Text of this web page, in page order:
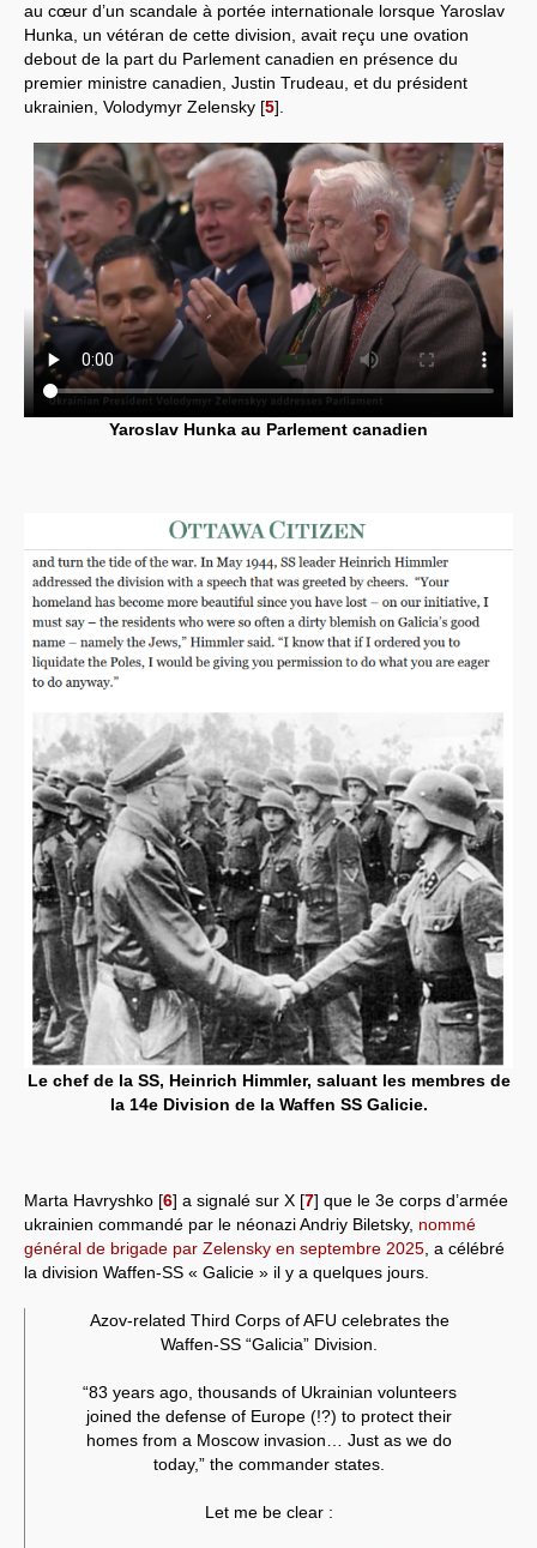
au cœur d’un scandale à portée internationale lorsque Yaroslav
Hunka, un vétéran de cette division, avait reçu une ovation
debout de la part du Parlement canadien en présence du
premier ministre canadien, Justin Trudeau, et du président
ukrainien, Volodymyr Zelensky [5]
Yaroslav Hunka au Parlement canadien
Le chef de la SS, Heinrich Himmler, saluant les membres de
la 14e Division de la Waffen SS Galicie.
Marta Havryshko [6] a signalé sur X [7] que le 3e corps d’armée
ukrainien commandé par le néonazi Andriy Biletsky, nommé
général de brigade par Zelensky en septembre 2025 , a célébré
la division Waffen-SS « Galicie » il y a quelques jours.
Azov-related Third Corps of AFU celebrates the
Waffen-SS “Galicia” Division.
“83 years ago, thousands of Ukrainian volunteers
joined the defense of Europe (!?) to protect their
homes from a Moscow invasion… Just as we do
today,” the commander states.
Let me be clear :